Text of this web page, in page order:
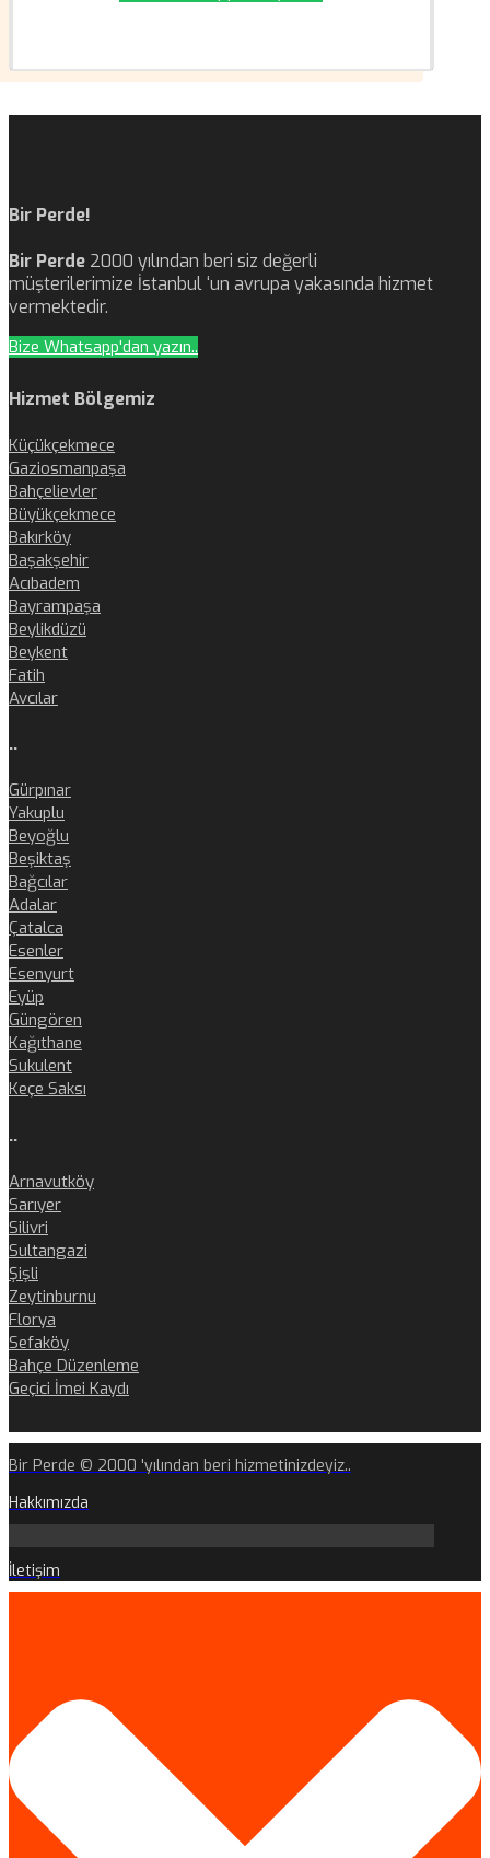
Bir Perde!
Bir Perde 2000 yılından beri siz değerli
müşterilerimize İstanbul ‘un avrupa yakasında hizmet
vermektedir.
Bize Whatsapp'dan yazın..
Hizmet Bölgemiz
Küçükçekmece
Gaziosmanpaşa
Bahçelievler
Büyükçekmece
Bakırköy
Başakşehir
Acıbadem
Bayrampaşa
Beylikdüzü
Beykent
Fatih
Avcılar
..
Gürpınar
Yakuplu
Beyoğlu
Beşiktaş
Bağcılar
Adalar
Çatalca
Esenler
Esenyurt
Eyüp
Güngören
Kağıthane
Sukulent
Keçe Saksı
..
Arnavutköy
Sarıyer
Silivri
Sultangazi
Şişli
Zeytinburnu
Florya
Sefaköy
Bahçe Düzenleme
Geçici İmei Kaydı
Bir Perde © 2000 'yılından beri hizmetinizdeyiz..
Hakkımızda
İletişim